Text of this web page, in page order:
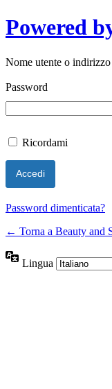
Powered
Nome utente o
Password
Ricordami
Password dimenticata?
← Torna a Beauty and
Lingua